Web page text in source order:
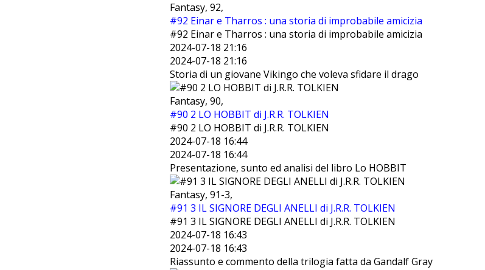
Fantasy, 92,
#92 Einar e Tharros : una storia di improbabile amicizia
#92 Einar e Tharros : una storia di improbabile amicizia
2024-07-18 21:16
2024-07-18 21:16
Storia di un giovane Vikingo che voleva sfidare il drago
Fantasy, 90,
#90 2 LO HOBBIT di J.R.R. TOLKIEN
#90 2 LO HOBBIT di J.R.R. TOLKIEN
2024-07-18 16:44
2024-07-18 16:44
Presentazione, sunto ed analisi del libro Lo HOBBIT
Fantasy, 91-3,
#91 3 IL SIGNORE DEGLI ANELLI di J.R.R. TOLKIEN
#91 3 IL SIGNORE DEGLI ANELLI di J.R.R. TOLKIEN
2024-07-18 16:43
2024-07-18 16:43
Riassunto e commento della trilogia fatta da Gandalf Gray